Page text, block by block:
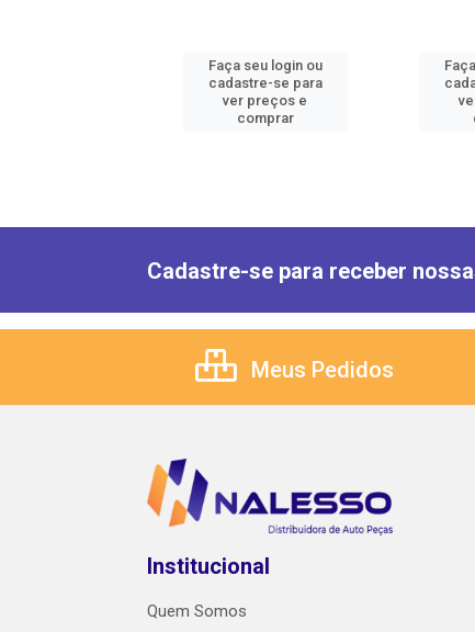
Faça seu login ou
cadastre-se para
ver preços e
comprar
Cadastre-se para receber
Meus Pedidos
Institucional
Quem Somos